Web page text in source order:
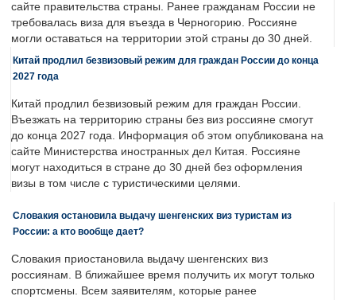
сайте правительства страны. Ранее гражданам России не
требовалась виза для въезда в Черногорию. Россияне
могли оставаться на территории этой страны до 30 дней.
Китай продлил безвизовый режим для граждан России до конца
2027 года
Китай продлил безвизовый режим для граждан России.
Въезжать на территорию страны без виз россияне смогут
до конца 2027 года. Информация об этом опубликована на
сайте Министерства иностранных дел Китая. Россияне
могут находиться в стране до 30 дней без оформления
визы в том числе с туристическими целями.
Словакия остановила выдачу шенгенских виз туристам из
России: а кто вообще дает?
Словакия приостановила выдачу шенгенских виз
россиянам. В ближайшее время получить их могут только
спортсмены. Всем заявителям, которые ранее